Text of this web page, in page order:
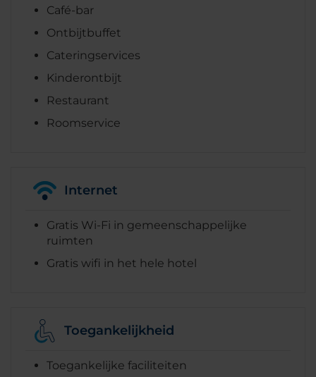
Café-bar
Ontbijtbuffet
Cateringservices
Kinderontbijt
Restaurant
Roomservice
Internet
Gratis Wi-Fi in gemeenschappelijke
ruimten
Gratis wifi in het hele hotel
Toegankelijkheid
Toegankelijke faciliteiten